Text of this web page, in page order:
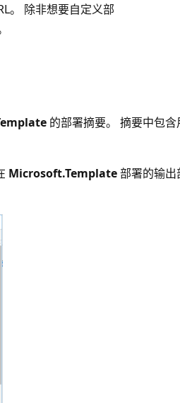
。 除非想要自定义部
的部署摘要。 摘要中包
Microsoft.Template部署的输出